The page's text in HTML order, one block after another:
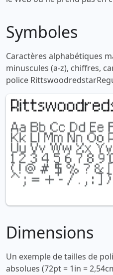
Symboles
Caractères alphabétiques
minuscules (a-z), chiffres,
police
Dimensions
Un exemple de tailles de
absolues (72pt = 1in =